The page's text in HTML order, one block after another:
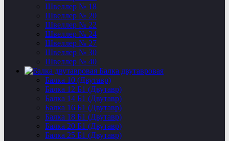
Швеллер № 18
Швеллер № 20
Швеллер № 22
Швеллер № 24
Швеллер № 27
Швеллер № 30
Швеллер № 40
Балка двутавровая
Балка 10 (Двутавр)
Балка 12 Б1 (Двутавр)
Балка 14 Б1 (Двутавр)
Балка 16 Б1 (Двутавр)
Балка 18 Б1 (Двутавр)
Балка 20 Б1 (Двутавр)
Балка 25 Б1 (Двутавр)